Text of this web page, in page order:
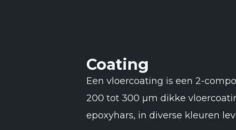
Coating
Een vloercoating is een 2-
200 tot 300 µm dikke
epoxyhars, in diverse kleuren